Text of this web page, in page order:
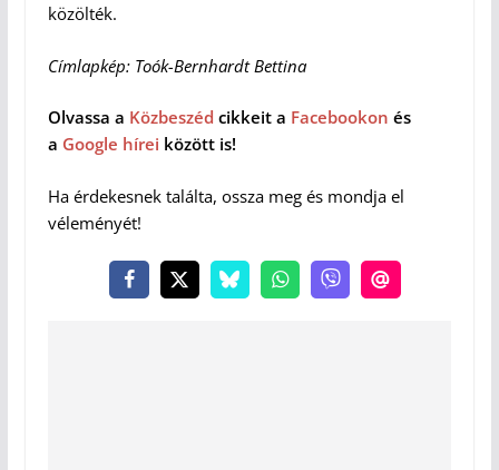
közölték.
Címlapkép: Toók-Bernhardt Bettina
Olvassa a Közbeszéd cikkeit a Facebookon és
a Google hírei között is!
Ha érdekesnek találta, ossza meg és mondja el
véleményét!